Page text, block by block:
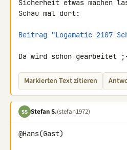
Sicherheit etwas machen
Schau mal dort:
Beitrag "Logamatic 2107
Da wird schon gearbeitet
Markierten Text zitieren
SS Stefan S.(stefan1972)
@Hans(Gast)